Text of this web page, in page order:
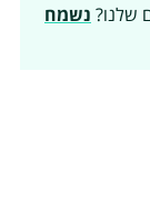
שלנו? נשמח